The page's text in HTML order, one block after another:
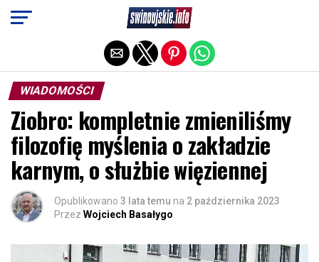
WIADOMOŚCI
Ziobro: kompletnie zmieniliśmy
filozofię myślenia o zakładzie
karnym, o służbie więziennej
Opublikowano 3 lata temu na 2 października 2023
Przez Wojciech Basałygo
Exit mobile version